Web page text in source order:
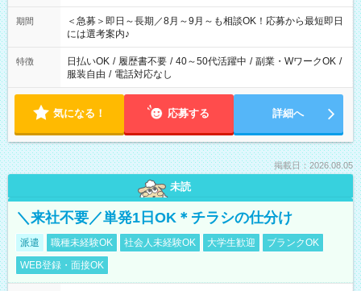
ば前職が、 在宅/財団法人/事務/コールセンター/受付/販売/カフェ
スタッフ スイーツ販売/ホテルフロント/化粧品販売/など 様々な
業界から入社して活躍されています♪
期間
＜急募＞即日～長期／8月～9月～も相談OK！応募から最短即日
には選考案内♪
特徴 日払いOK / 履歴書不要 / 40～50代活躍中 / 副業・WワークOK /
服装自由 / 電話対応なし
気になる！ 応募する 詳細へ
掲載日：2026.08.05
未読
＼来社不要／単発1日OK＊チラシの仕分け
派遣 職種未経験OK 社会人未経験OK 大学生歓迎
ブランクOK
WEB登録・面接OK